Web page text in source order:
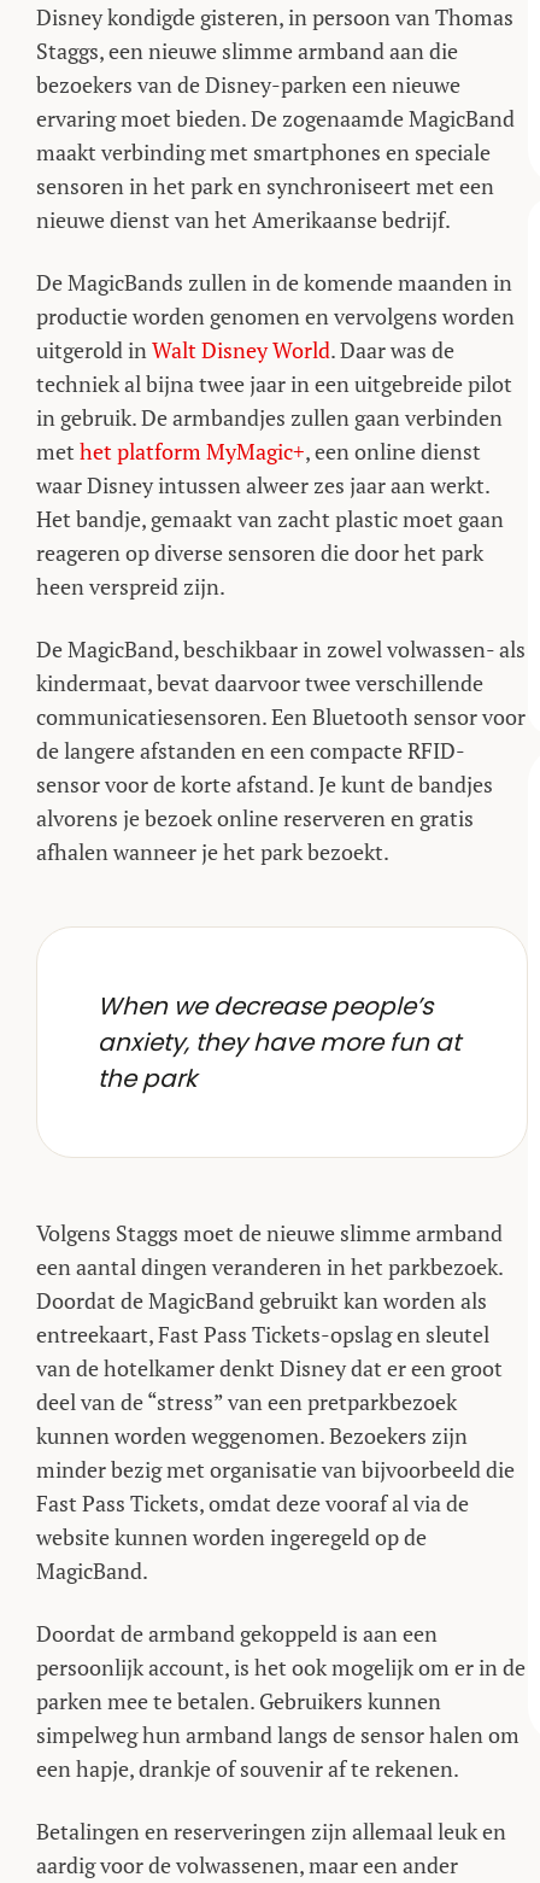
Disney kondigde gisteren, in persoon van Thomas
Staggs, een nieuwe slimme armband aan die
bezoekers van de Disney-parken een nieuwe
ervaring moet bieden. De zogenaamde MagicBand
maakt verbinding met smartphones en speciale
sensoren in het park en synchroniseert met een
nieuwe dienst van het Amerikaanse bedrijf.
De MagicBands zullen in de komende maanden in
productie worden genomen en vervolgens worden
uitgerold inWalt Disney World. Daar was de
techniek al bijna twee jaar in een uitgebreide pilot
in gebruik. De armbandjes zullen gaan verbinden
met het platform MyMagic+, een online dienst
waar Disney intussen alweer zes jaar aan werkt.
Het bandje, gemaakt van zacht plastic moet gaan
reageren op diverse sensoren die door het park
heen verspreid zijn.
De MagicBand, beschikbaar in zowel volwassen- als
kindermaat, bevat daarvoor twee verschillende
communicatiesensoren. Een Bluetooth sensor voor
de langere afstanden en een compacte RFID-
sensor voor de korte afstand. Je kunt de bandjes
alvorens je bezoek online reserveren en gratis
afhalen wanneer je het park bezoekt.
When we decrease people’s
anxiety, they have more fun at
the park
Volgens Staggs moet de nieuwe slimme armband
een aantal dingen veranderen in het parkbezoek.
Doordat de MagicBand gebruikt kan worden als
entreekaart, Fast Pass Tickets-opslag en sleutel
van de hotelkamer denkt Disney dat er een groot
deel van de “stress” van een pretparkbezoek
kunnen worden weggenomen. Bezoekers zijn
minder bezig met organisatie van bijvoorbeeld die
Fast Pass Tickets, omdat deze vooraf al via de
website kunnen worden ingeregeld op de
MagicBand.
Doordat de armband gekoppeld is aan een
persoonlijk account, is het ook mogelijk om er in de
parken mee te betalen. Gebruikers kunnen
simpelweg hun armband langs de sensor halen om
een hapje, drankje of souvenir af te rekenen.
Betalingen en reserveringen zijn allemaal leuk en
aardig voor de volwassenen, maar een ander